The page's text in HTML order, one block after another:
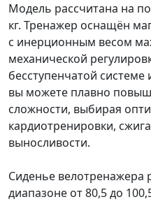
Модель рассчитана на
кг. Тренажер оснащён
с инерционным весом
механической
бесступенчатой
вы можете плавно
сложности, выбирая
кардиотренировки,
выносливости.
Сиденье велотренажера
диапазоне от 80,5 до